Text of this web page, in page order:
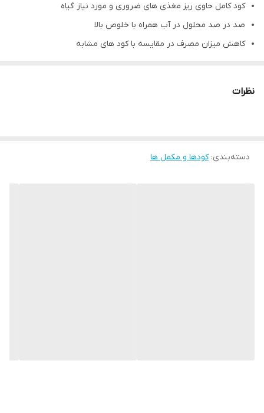
کود کامل حاوی ریز مغذی های ضروری و مورد نیاز گیاه
صد در صد محلول در آب همراه با خلوص بالا
کاهش میزان مصرف در مقایسه با کود های مشابه
استفاده بصورت محلول پاشی برگی و کود آبیاری
نظرات
دسته‌بندی:کودها و مکمل ها